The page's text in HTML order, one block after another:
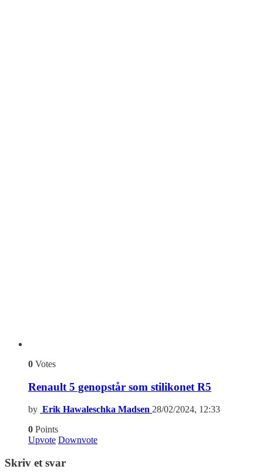
0 Votes
Renault 5 genopstår som stilikonet R5
by Erik Hawaleschka Madsen 28/02/2024, 12:33
0 Points
Upvote Downvote
Skriv et svar